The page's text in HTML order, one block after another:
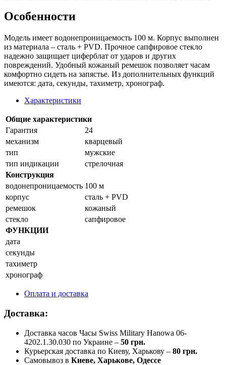
Особенности
Модель имеет водонепроницаемость 100 м. Корпус выполнен
из материала – сталь + PVD. Прочное сапфировое стекло
надежно защищает циферблат от ударов и других
повреждений. Удобный кожаный ремешок позволяет часам
комфортно сидеть на запястье. Из дополнительных функций
имеются: дата, секунды, тахиметр, хронограф.
Характеристики
Общие характеристики
Гарантия
24
механизм
кварцевый
тип
мужские
тип индикации
стрелочная
Конструкция
водонепроницаемость 100 м
корпус
сталь + PVD
ремешок
кожаный
стекло
сапфировое
ФУНКЦИИ
дата
секунды
тахиметр
хронограф
Оплата и доставка
Доставка:
Доставка часов Часы Swiss Military Hanowa 06-
4202.1.30.030 по Украине – 50 грн.
Курьерская доставка по Киеву, Харькову – 80 грн.
Самовывоз в Киеве, Харькове, Одессе